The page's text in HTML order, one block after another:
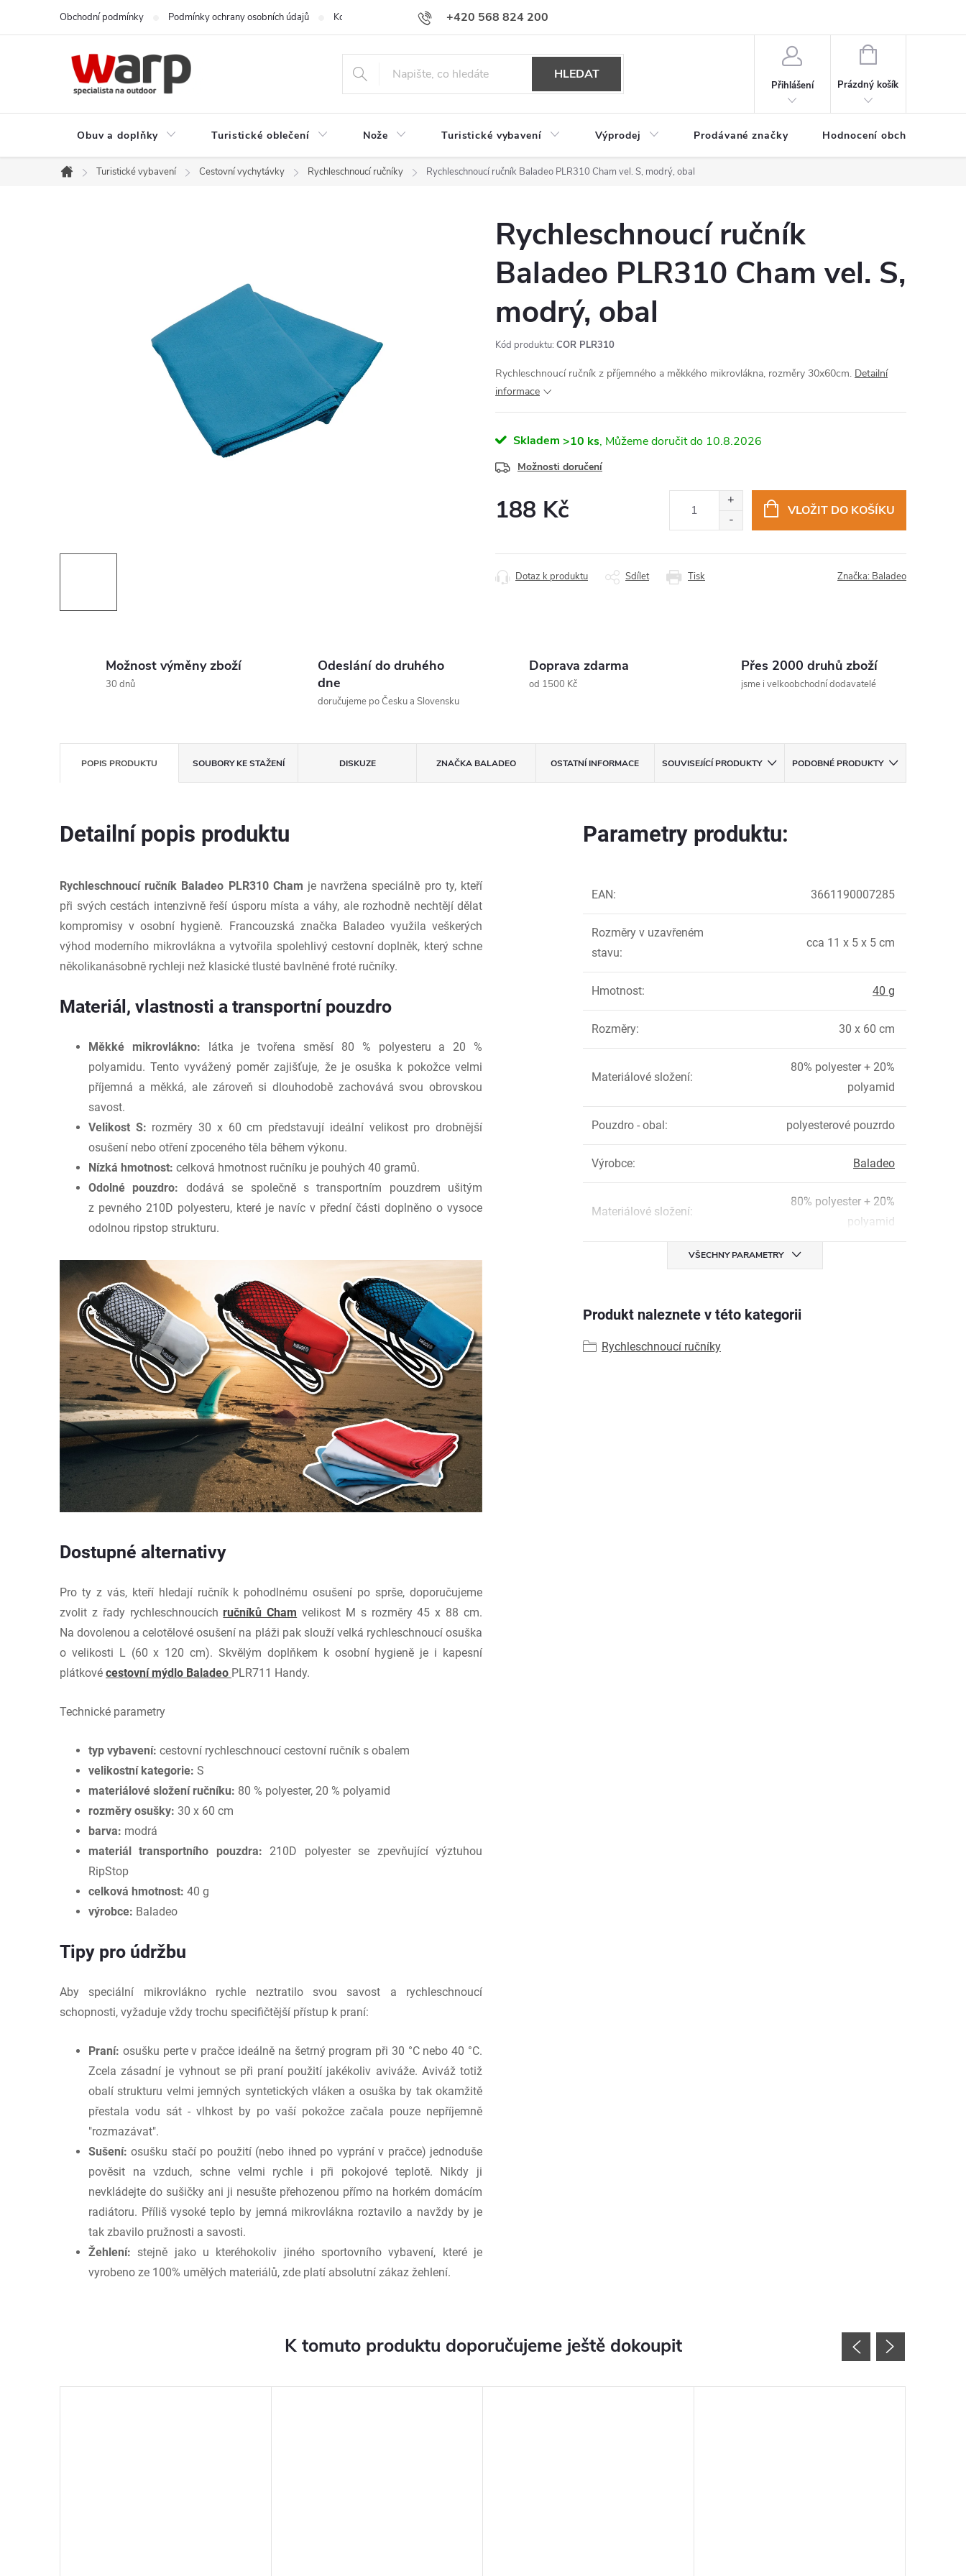
+420 568 824 200
Obchodní podmínky Podmínky ochrany osobních údajů Kontakty Doprava a platba Hodnocení obchodu
HLEDAT
Přihlášení
NÁKUPNÍ
Prázdný košík
Obuv a doplňky Turistické oblečení Nože Turistické vybavení Výprodej Prodávané značky Hodnocení obchodu
Domů
Turistické vybavení Cestovní vychytávky Rychleschnoucí ručníky Rychleschnoucí ručník Baladeo PLR310 Cham vel. S, modrý, obal
Rychleschnoucí ručník
Baladeo PLR310 Cham vel. S,
modrý, obal
Kód produktu: COR PLR310
Rychleschnoucí ručník z příjemného a měkkého mikrovlákna, rozměry 30x60cm. Detailní
informace
Skladem >10 ks 10.8.2026
Možnosti doručení
188 Kč VLOŽIT DO KOŠÍKU
Tisk
Dotaz k produktu Sdílet Značka: Baladeo
Možnost výměny zboží
30 dnů
Odeslání do druhého
dne
doručujeme po Česku a Slovensku
Doprava zdarma
od 1500 Kč
Přes 2000 druhů zboží
jsme i velkoobchodní dodavatelé
POPIS PRODUKTU SOUBORY KE STAŽENÍ DISKUZE ZNAČKABALADEO OSTATNÍ INFORMACE SOUVISEJÍCÍ PRODUKTY PODOBNÉ PRODUKTY
Detailní popis produktu
Rychleschnoucí ručník Baladeo PLR310 Cham je navržena speciálně pro ty, kteří
při svých cestách intenzivně řeší úsporu místa a váhy, ale rozhodně nechtějí dělat
kompromisy v osobní hygieně. Francouzská značka Baladeo využila veškerých
výhod moderního mikrovlákna a vytvořila spolehlivý cestovní doplněk, který schne
několikanásobně rychleji než klasické tlusté bavlněné froté ručníky.
Materiál, vlastnosti a transportní pouzdro
Měkké mikrovlákno: látka je tvořena směsí 80 % polyesteru a 20 %
polyamidu. Tento vyvážený poměr zajišťuje, že je osuška k pokožce velmi
příjemná a měkká, ale zároveň si dlouhodobě zachovává svou obrovskou
savost.
Velikost S: rozměry 30 x 60 cm představují ideální velikost pro drobnější
osušení nebo otření zpoceného těla během výkonu.
Nízká hmotnost: celková hmotnost ručníku je pouhých 40 gramů.
Odolné pouzdro: dodává se společně s transportním pouzdrem ušitým
z pevného 210D polyesteru, které je navíc v přední části doplněno o vysoce
odolnou ripstop strukturu.
Dostupné alternativy
Pro ty z vás, kteří hledají ručník k pohodlnému osušení po sprše, doporučujeme
zvolit z řady rychleschnoucích ručníků Cham velikost M s rozměry 45 x 88 cm.
Na dovolenou a celotělové osušení na pláži pak slouží velká rychleschnoucí osuška
o velikosti L (60 x 120 cm). Skvělým doplňkem k osobní hygieně je i kapesní
plátkové cestovní mýdlo Baladeo PLR711 Handy.
Technické parametry
typ vybavení: cestovní rychleschnoucí cestovní ručník s obalem
velikostní kategorie: S
materiálové složení ručníku: 80 % polyester, 20 % polyamid
rozměry osušky: 30 x 60 cm
barva: modrá
materiál transportního pouzdra: 210D polyester se zpevňující výztuhou
RipStop
celková hmotnost: 40 g
výrobce: Baladeo
Tipy pro údržbu
Aby speciální mikrovlákno rychle neztratilo svou savost a rychleschnoucí
schopnosti, vyžaduje vždy trochu specifičtější přístup k praní:
Praní: osušku perte v pračce ideálně na šetrný program při 30 °C nebo 40 °C.
Zcela zásadní je vyhnout se při praní použití jakékoliv aviváže. Aviváž totiž
obalí strukturu velmi jemných syntetických vláken a osuška by tak okamžitě
přestala vodu sát - vlhkost by po vaší pokožce začala pouze nepříjemně
"rozmazávat".
Sušení: osušku stačí po použití (nebo ihned po vyprání v pračce) jednoduše
pověsit na vzduch, schne velmi rychle i při pokojové teplotě. Nikdy ji
nevkládejte do sušičky ani ji nesušte přehozenou přímo na horkém domácím
radiátoru. Příliš vysoké teplo by jemná mikrovlákna roztavilo a navždy by je
tak zbavilo pružnosti a savosti.
Žehlení: stejně jako u kteréhokoliv jiného sportovního vybavení, které je
vyrobeno ze 100% umělých materiálů, zde platí absolutní zákaz žehlení.
Parametry produktu:
EAN: 3661190007285
Rozměry v uzavřeném
stavu:
cca 11 x 5 x 5 cm
Hmotnost: 40 g
Rozměry: 30 x 60 cm
Materiálové složení:
80% polyester + 20%
polyamid
Pouzdro - obal: polyesterové pouzrdo
Výrobce: Baladeo
Materiálové složení:
80% polyester + 20%
polyamid
VŠECHNY PARAMETRY
Produkt naleznete v této kategorii
Rychleschnoucí ručníky
K tomuto produktu doporučujeme ještě dokoupit